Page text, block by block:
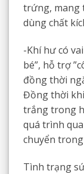
trứng, mang
dùng chất
-Khí hư có
bé”, hỗ trợ
đồng thời
Đồng thời
trắng trong
quá trình
chuyển
Tình trạng